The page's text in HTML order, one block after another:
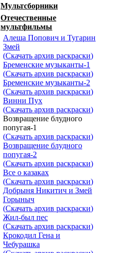
Мультсборники
Отечественные
мультфильмы
Алеша Попович и Тугарин
Змей
(Скачать архив раскраски)
Бременские музыканты-1
(Скачать архив раскраски)
Бременские музыканты-2
(Скачать архив раскраски)
Винни Пух
(Скачать архив раскраски)
Возвращение блудного
попугая-1
(Скачать архив раскраски)
Возвращение блудного
попугая-2
(Скачать архив раскраски)
Все о казаках
(Скачать архив раскраски)
Добрыня Никитич и Змей
Горыныч
(Скачать архив раскраски)
Жил-был пес
(Скачать архив раскраски)
Крокодил Гена и
Чебурашка